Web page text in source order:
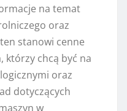
na temat
oraz
stanowi cenne
którzy chcą być na
oraz
dotyczących
w